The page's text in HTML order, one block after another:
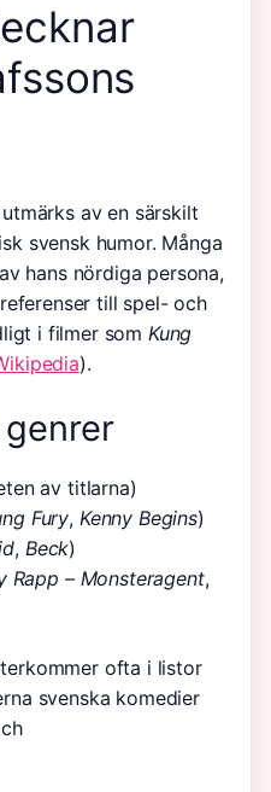
av en särskilt
svensk humor. Många
hans nördiga persona,
till spel- och
i filmer som Kung
).
av titlarna)
Fury, Kenny Begins)
, Beck)
Rapp – Monsteragent,
ofta i listor
svenska komedier